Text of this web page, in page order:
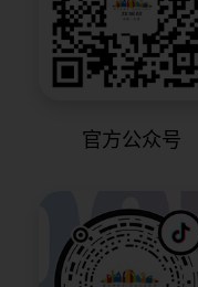
官方公众号